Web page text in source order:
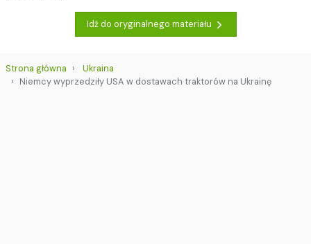
Idź do oryginalnego materiału
Strona główna
Ukraina
Niemcy wyprzedziły USA w dostawach traktorów na Ukrainę